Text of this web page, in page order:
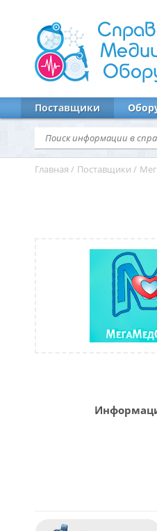
Поставщики
Главная / Поставщики /